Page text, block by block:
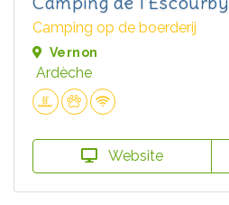
Camping op de boerderij
Vernon
Ardèche
Website